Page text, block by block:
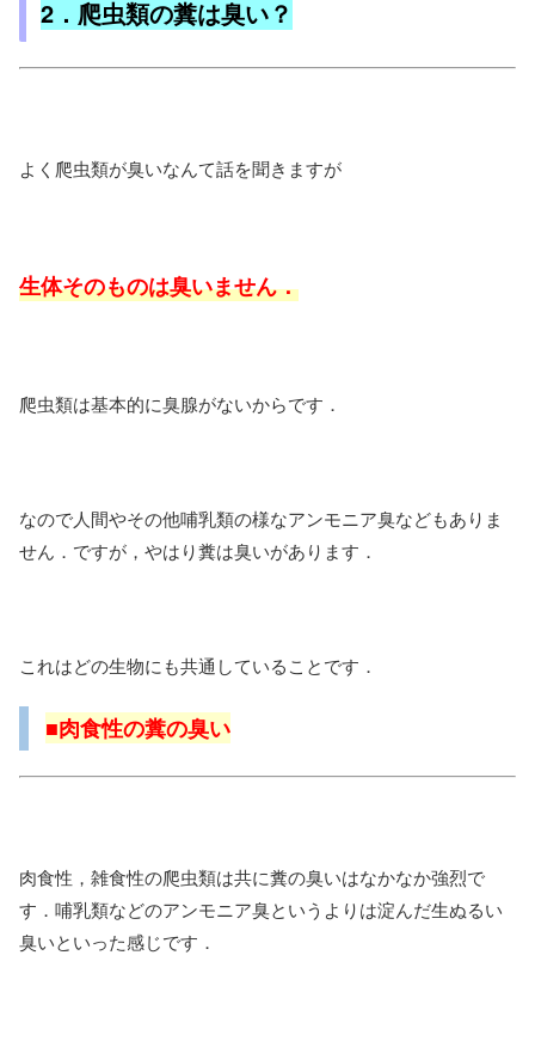
2．爬虫類の糞は臭い？
よく爬虫類が臭いなんて話を聞きますが
生体そのものは臭いません．
爬虫類は基本的に臭腺がないからです．
なので人間やその他哺乳類の様なアンモニア臭などもありま
せん．ですが，やはり糞は臭いがあります．
これはどの生物にも共通していることです．
■肉食性の糞の臭い
肉食性，雑食性の爬虫類は共に糞の臭いはなかなか強烈で
す．哺乳類などのアンモニア臭というよりは淀んだ生ぬるい
臭いといった感じです．